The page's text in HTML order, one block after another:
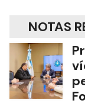
NOTAS